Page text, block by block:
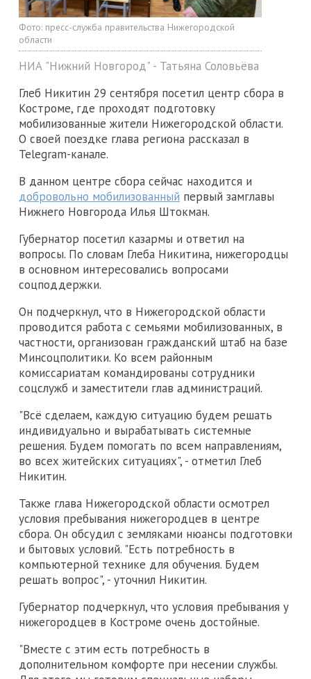
Фото: пресс-служба правительства Нижегородской
области
НИА "Нижний Новгород" - Татьяна Соловьёва
Глеб Никитин 29 сентября посетил центр сбора в
Костроме, где проходят подготовку
мобилизованные жители Нижегородской области.
О своей поездке глава региона рассказал в
Telegram-канале.
В данном центре сбора сейчас находится и
добровольно мобилизованный первый замглавы
Нижнего Новгорода Илья Штокман.
Губернатор посетил казармы и ответил на
вопросы. По словам Глеба Никитина, нижегородцы
в основном интересовались вопросами
соцподдержки.
Он подчеркнул, что в Нижегородской области
проводится работа с семьями мобилизованных, в
частности, организован гражданский штаб на базе
Минсоцполитики. Ко всем районным
комиссариатам командированы сотрудники
соцслужб и заместители глав администраций.
"Всё сделаем, каждую ситуацию будем решать
индивидуально и вырабатывать системные
решения. Будем помогать по всем направлениям,
во всех житейских ситуациях", - отметил Глеб
Никитин.
Также глава Нижегородской области осмотрел
условия пребывания нижегородцев в центре
сбора. Он обсудил с земляками нюансы подготовки
и бытовых условий. "Есть потребность в
компьютерной технике для обучения. Будем
решать вопрос", - уточнил Никитин.
Губернатор подчеркнул, что условия пребывания у
нижегородцев в Костроме очень достойные.
"Вместе с этим есть потребность в
дополнительном комфорте при несении службы.